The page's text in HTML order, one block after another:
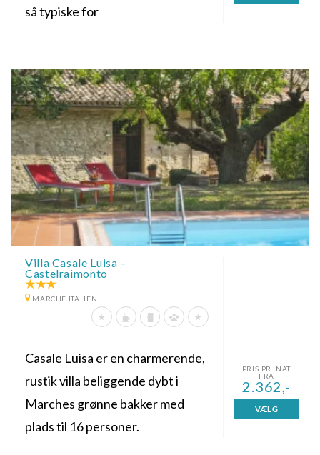
så typiske for
Villa Casale Luisa –
Castelraimonto
MARCHE ITALIEN
Casale Luisa er en charmerende,
rustik villa beliggende dybt i
Marches grønne bakker med
plads til 16 personer.
PRIS PR. NAT
FRA
2.362,-
VÆLG